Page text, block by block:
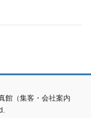
館（集客・会社案内